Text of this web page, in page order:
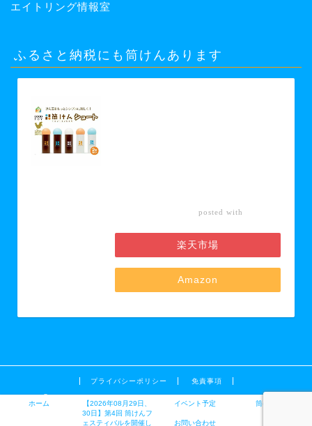
エイトリング情報室
ふるさと納税にも筒けんあります
posted with
楽天市場
Amazon
プライバシーポリシー 免責事項
2019–2026 できるから、たのしくなる〜筒けん（つつけん）
ホーム
【2026年08月29日、
30日】第4回 筒けんフ
ェスティバルを開催し
イベント予定 筒けんとは
お問い合わせ